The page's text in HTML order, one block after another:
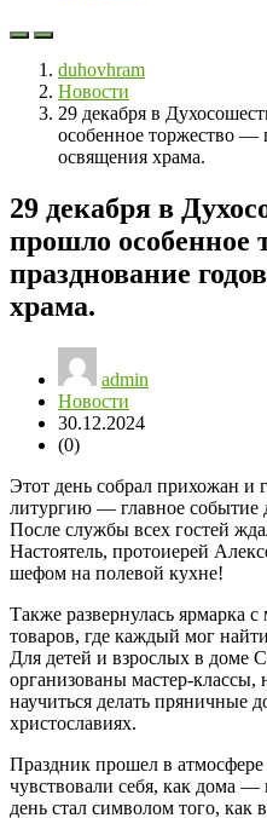
duhovhram
Новости
29 декабря в
особенное торжество —
освящения храма.
29 декабря в
прошло особенное
празднование
храма.
admin
Новости
30.12.2024
(0)
Этот день собрал прихожан и
литургию — главное событие
После службы всех гостей
Настоятель, протоиерей
шефом на полевой кухне!
Также развернулась ярмарка
товаров, где каждый мог
Для детей и взрослых в доме
организованы мастер-
научиться делать пряничные
христославиях.
Праздник прошел в атмосфере
чувствовали себя, как дома
день стал символом того,